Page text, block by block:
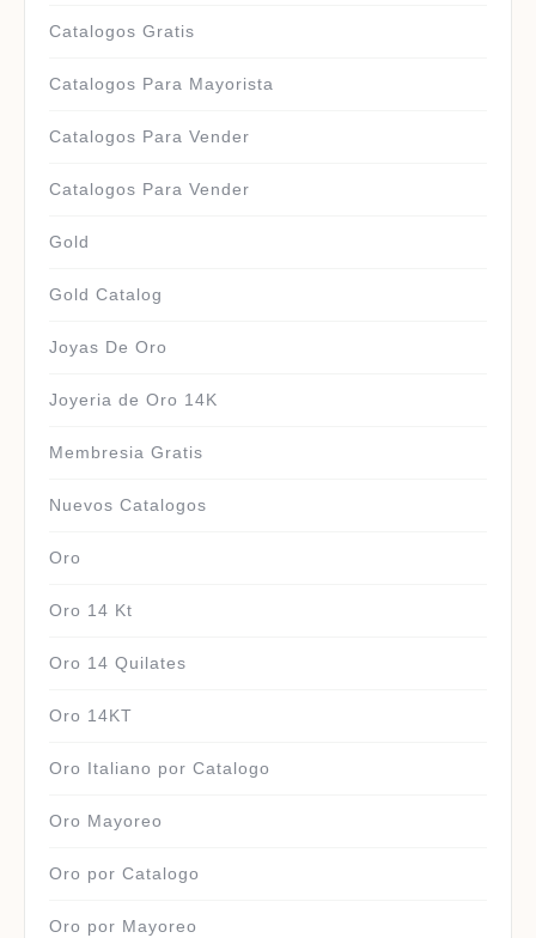
Catalogos Gratis
Catalogos Para Mayorista
Catalogos Para Vender
Catalogos Para Vender
Gold
Gold Catalog
Joyas De Oro
Joyeria de Oro 14K
Membresia Gratis
Nuevos Catalogos
Oro
Oro 14 Kt
Oro 14 Quilates
Oro 14KT
Oro Italiano por Catalogo
Oro Mayoreo
Oro por Catalogo
Oro por Mayoreo